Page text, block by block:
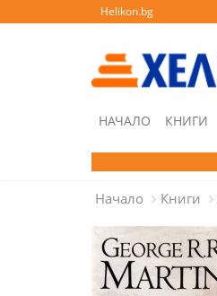
Helikon.bg
НАЧАЛО КНИГИ
Начало Книги